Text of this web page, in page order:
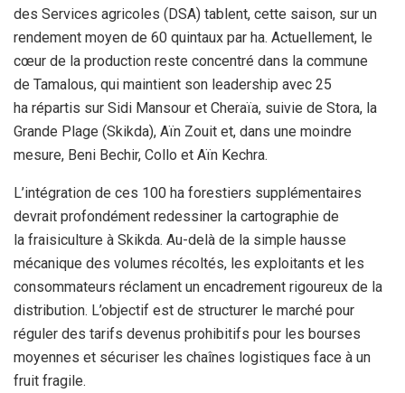
des Services agricoles (DSA) tablent, cette saison, sur un
rendement moyen de 60 quintaux par ha. Actuellement, le
cœur de la production reste concentré dans la commune
de Tamalous, qui maintient son leadership avec 25
ha répartis sur Sidi Mansour et Cheraïa, suivie de Stora, la
Grande Plage (Skikda), Aïn Zouit et, dans une moindre
mesure, Beni Bechir, Collo et Aïn Kechra.
L’intégration de ces 100 ha forestiers supplémentaires
devrait profondément redessiner la cartographie de
la fraisiculture à Skikda. Au-delà de la simple hausse
mécanique des volumes récoltés, les exploitants et les
consommateurs réclament un encadrement rigoureux de la
distribution. L’objectif est de structurer le marché pour
réguler des tarifs devenus prohibitifs pour les bourses
moyennes et sécuriser les chaînes logistiques face à un
fruit fragile.